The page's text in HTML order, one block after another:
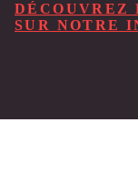
DÉCOUVREZ
SUR NOTRE